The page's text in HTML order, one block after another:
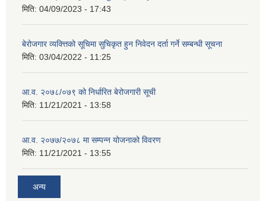
मिति: 04/09/2023 - 17:43
बेरोजगार व्यक्त्तिको सूचिमा सुचिकृत हुन निवेदन दर्ता गर्ने सम्बन्धी सूचना
मिति: 03/04/2022 - 11:25
आ.व. २०७८/०७९ को निर्धारित बेरोजगारी सूची
मिति: 11/21/2021 - 13:58
आ.व. २०७७/२०७८ मा सम्पन्न योजनाको विवरण
मिति: 11/21/2021 - 13:55
अन्य